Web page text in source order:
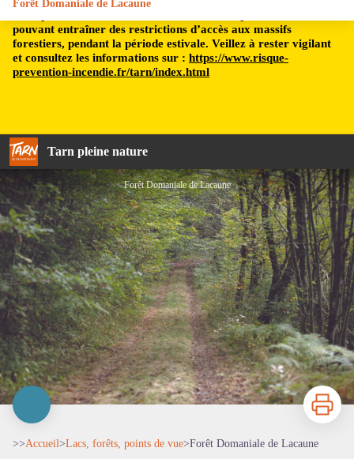
pouvant entraîner des restrictions d’accès aux massifs
forestiers, pendant la période estivale. Veillez à rester vigilant
et consultez les informations sur : https://www.risque-
prevention-incendie.fr/tarn/index.html
Tarn pleine nature
Forêt Domaniale de Lacaune
Forêt Domaniale de Lacaune
Imprimer
>>Accueil>Lacs, forêts, points de vue>Forêt Domaniale de Lacaune